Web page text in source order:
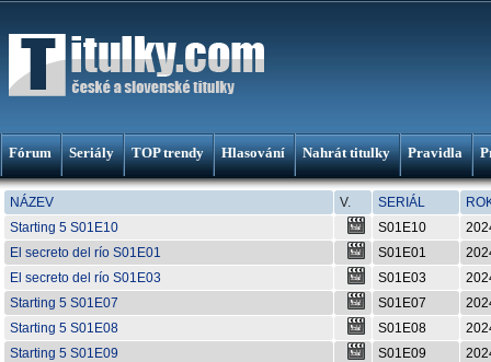
Fórum Seriály TOP trendy Hlasování Nahrát titulky Pravidla
NÁZEV V. SERIÁL
Starting 5 S01E10
S01E10
El secreto del río S01E01
S01E01
El secreto del río S01E03
S01E03
Starting 5 S01E07
S01E07
Starting 5 S01E08
S01E08
Starting 5 S01E09
S01E09